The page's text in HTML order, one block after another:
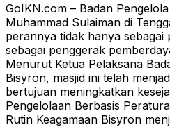
GoIKN.com – Badan
Muhammad Sulaiman di
perannya tidak hanya sebagai
sebagai penggerak
Menurut Ketua Pelaksana
Bisyron, masjid ini telah
bertujuan meningkatkan
Pengelolaan Berbasis
Rutin Keagamaan Bisyron